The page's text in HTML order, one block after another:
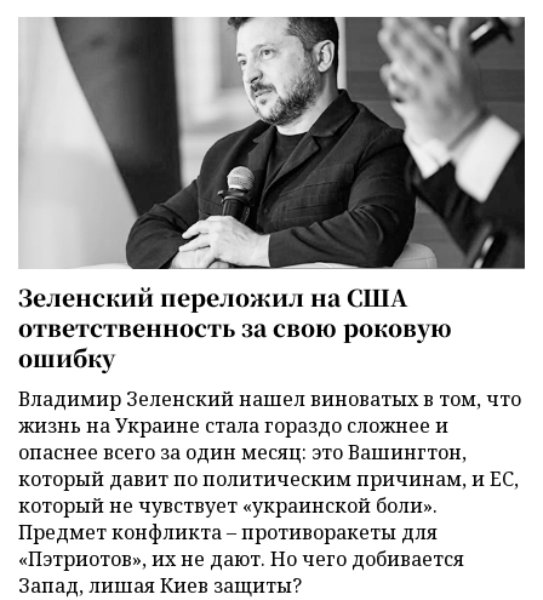
Зеленский переложил на США
ответственность за свою роковую
ошибку
Владимир Зеленский нашел виноватых в том, что
жизнь на Украине стала гораздо сложнее и
опаснее всего за один месяц: это Вашингтон,
который давит по политическим причинам, и ЕС,
который не чувствует «украинской боли».
Предмет конфликта – противоракеты для
«Пэтриотов», их не дают. Но чего добивается
Запад, лишая Киев защиты?